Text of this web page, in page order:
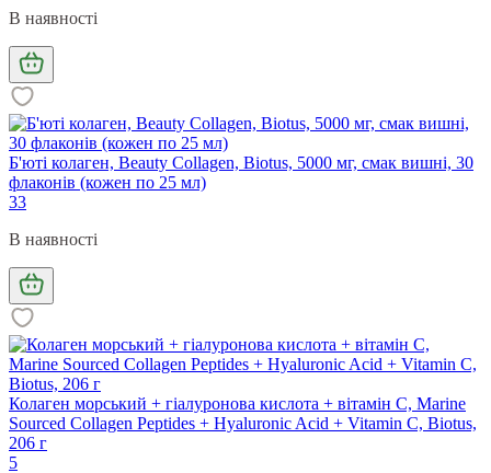
В наявності
Б'юті колаген, Beauty Collagen, Biotus, 5000 мг, смак вишні, 30
флаконів (кожен по 25 мл)
33
В наявності
Колаген морський + гіалуронова кислота + вітамін C, Marine
Sourced Collagen Peptides + Hyaluronic Acid + Vitamin C, Biotus,
206 г
5